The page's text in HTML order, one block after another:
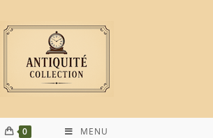
0 MENU